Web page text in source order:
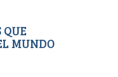
MUNDO